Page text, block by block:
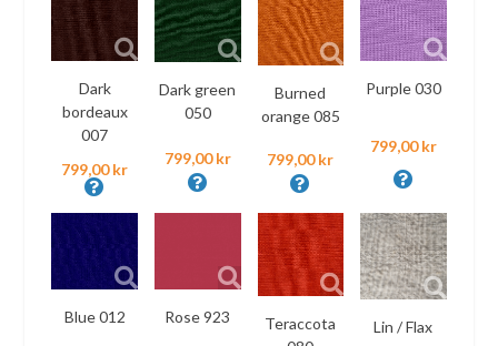
Dark
bordeaux
007
799,00 kr
Dark green
050
799,00 kr
Burned
orange 085
799,00 kr
Purple 030
799,00 kr
Blue 012 Rose 923
Teraccota
Lin / Flax